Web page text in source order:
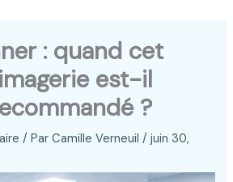
: quand cet
est-il
?
/ ParCamille Verneuil/juin 30,